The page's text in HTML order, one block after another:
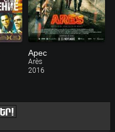
Арес
Arès
2016